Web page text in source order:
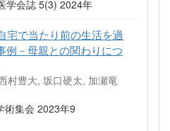
学会誌 5(3) 2024年
宅で当たり前の生活を過
例－母親との関わりにつ
村豊大, 坂口硬太, 加瀬竜
術集会 2023年9